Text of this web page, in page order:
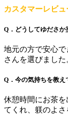
カスタマーレ
Q．どうしてゆださか
地元の方で安心
さんを選びました
Q．今の気持ちを教え
休憩時間にお茶
てくれ、躾のよさ